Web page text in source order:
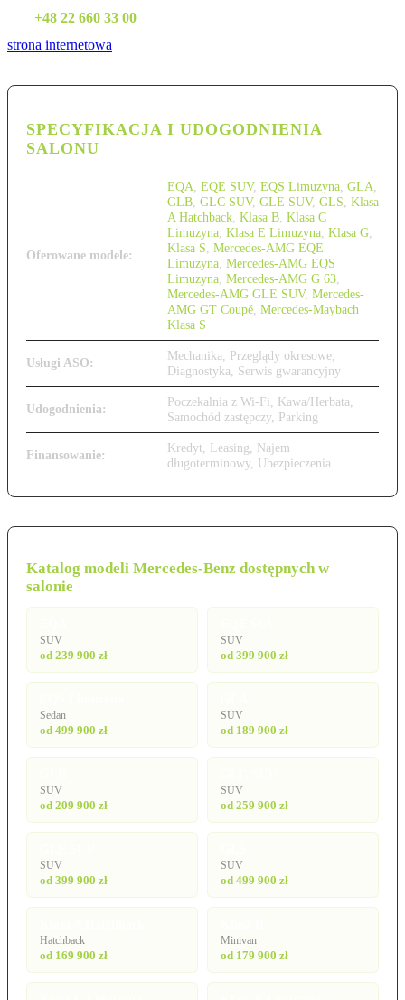
+48 22 660 33 00
strona internetowa
SPECYFIKACJA I UDOGODNIENIA
SALONU
Oferowane modele:
EQA EQE SUV, EQS Limuzyna GLA
GLB GLC SUV, GLE SUV, GLS Klasa
A Hatchback Klasa B Klasa C
Limuzyna Klasa E Limuzyna Klasa G
Klasa S Mercedes-AMG EQE
Limuzyna Mercedes-AMG EQS
Limuzyna Mercedes-AMG G 63
Mercedes-AMG GLE SUV, Mercedes-
AMG GT Coupé Mercedes-Maybach
Klasa S
Usługi ASO:
Mechanika, Przeglądy okresowe,
Diagnostyka, Serwis gwarancyjny
Udogodnienia:
Poczekalnia z Wi-Fi, Kawa/Herbata,
Samochód zastępczy, Parking
Finansowanie:
Kredyt, Leasing, Najem
długoterminowy, Ubezpieczenia
Katalog modeli Mercedes-Benz dostępnych w
salonie
SUV
od 239 900 zł
SUV
od 399 900 zł
Sedan
od 499 900 zł
SUV
od 189 900 zł
SUV
od 209 900 zł
SUV
od 259 900 zł
SUV
od 399 900 zł
SUV
od 499 900 zł
Hatchback
od 169 900 zł
Minivan
od 179 900 zł